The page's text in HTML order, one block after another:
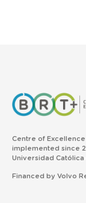
Centre of
implemented since
Universidad Católica
Financed by Volvo